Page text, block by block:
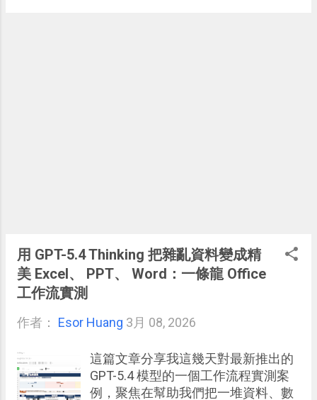
用 GPT-5.4 Thinking 把雜亂資料變成精
美 Excel、 PPT、 Word：一條龍 Office
工作流實測
作者： Esor Huang 3月 08, 2026
這篇文章分享我這幾天對最新推出的
GPT-5.4 模型的一個工作流程實測案
例，聚焦在幫助我們把一堆資料、數